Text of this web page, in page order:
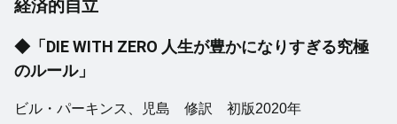
経済的自立
◆「 DIE WITH ZERO 人生が豊かになりすぎる究極
のルール」
ビル・パーキンス、児島 修訳 初版2020年